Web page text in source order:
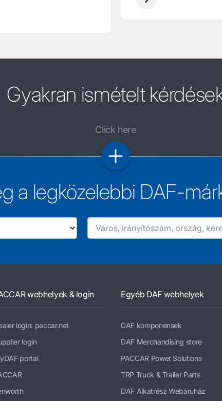
Gyakran ismételt
Click here
a legközelebbi DAF-
webhelyek & login
login: paccar.net
login
portal
Egyéb DAF webhelyek
DAF komponensek
DAF Merchandising store
PACCAR Power Solutions
TRP Truck & Trailer Parts
DAF Alkatrész Webáruház